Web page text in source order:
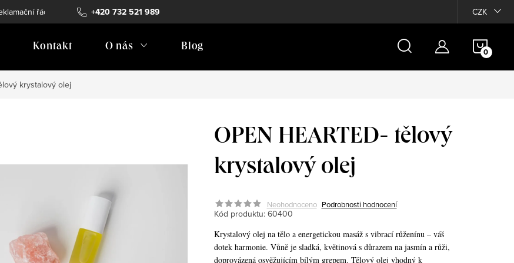
+420 732 521 989
řád Vrácení zboží Doprava CZK
Kontakt O nás Blog
krystalový olej
OPEN HEARTED- tělový
krystalový olej
Neohodnoceno Podrobnosti hodnocení
Kód produktu: 60400
Krystalový olej na tělo a energetickou masáž s vibrací růženínu – váš
dotek harmonie. Vůně je sladká, květinová s důrazem na jasmín a růži,
doprovázená osvěžujícím bílým grepem. Tělový olej vhodný k